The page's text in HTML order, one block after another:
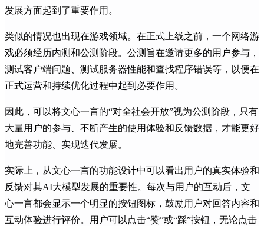
发展方面起到了重要作用。
类似的情况也出现在游戏领域。在正式上线之前，一个网络游
戏必须经历内测和公测阶段。公测旨在邀请更多的用户参与，
测试客户端问题、测试服务器性能和查找程序错误等，以便在
正式运营和持续优化过程中起到必要作用。
因此，可以将文心一言的“对全社会开放”视为公测阶段，只有
大量用户的参与、不断产生的使用体验和反馈数据，才能更好
地完善功能、实现迭代发展。
实际上，从文心一言的功能设计中可以看出用户的真实体验和
反馈对其AI大模型发展的重要性。每次与用户的互动后，文
心一言都会显示一个明显的按钮图标，鼓励用户对回答内容和
互动体验进行评价。用户可以点击“赞”或“踩”按钮，无论点击